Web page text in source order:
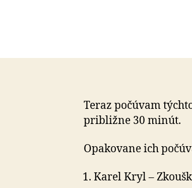
Teraz počúvam
približne 30 minút.
Opakovane ich
Karel Kryl –